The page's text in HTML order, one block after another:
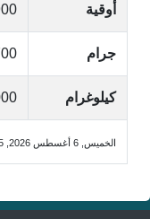
أوقية
جرام
كيلوغرام
الخميس, 6 أغسطس 2026, 3:45 ص